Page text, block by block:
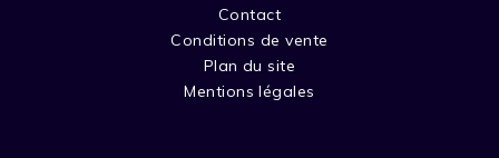
Contact
Conditions de vente
Plan du site
Mentions légales